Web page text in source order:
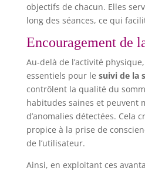
objectifs de chacun. Elles
long des séances, ce qui
Encouragement de
Au-delà de l’activité
essentiels pour le suivi de la
contrôlent la qualité du
habitudes saines et peuvent
d’anomalies détectées. Cela
propice à la prise de
de l’utilisateur.
Ainsi, en exploitant ces